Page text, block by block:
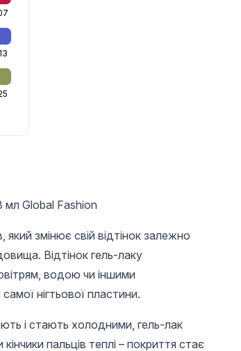
13
Cream RC-
UAH 35
Hair removal strips in
мл Global Fashion
який змінює свій відтінок залежно
Відтінок гель-лаку
водою чи іншими
нігтьової пластини.
і стають холодними, гель-лак
пальців теплі – покриття стає